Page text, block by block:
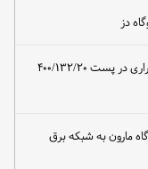
دز
جلوگیری از خاموشی گسترده شبکه برق با اقدام اضطراری در پست ۴۰۰/۱۳۲/۲۰
گسترده فنی، واحد شماره ۲ نیروگاه مارون به شبکه برق